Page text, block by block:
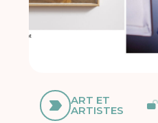
ART ET
ARTISTES